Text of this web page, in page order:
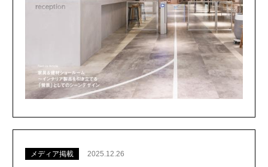
メディア掲載 2025.12.26